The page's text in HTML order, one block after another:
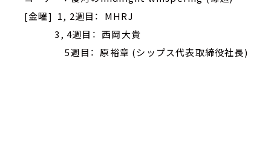
[金曜] 1, 2週目： MHRJ
3, 4週目： 西岡大貴
5週目： 原裕章 (シップス代表取締役社長)